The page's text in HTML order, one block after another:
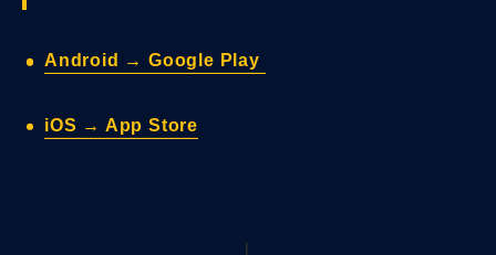
Android → Google Play
iOS → App Store